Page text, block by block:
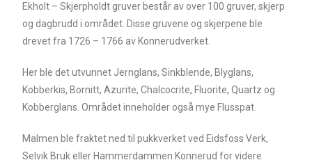
Ekholt – Skjerpholdt gruver består av over 100 gruver, skjerp
og dagbrudd i området. Disse gruvene og skjerpene ble
drevet fra 1726 – 1766 av Konnerudverket.
Her ble det utvunnet Jernglans, Sinkblende, Blyglans,
Kobberkis, Bornitt, Azurite, Chalcocrite, Fluorite, Quartz og
Kobberglans. Området inneholder også mye Flusspat.
Malmen ble fraktet ned til pukkverket ved Eidsfoss Verk,
Selvik Bruk eller Hammerdammen Konnerud for videre